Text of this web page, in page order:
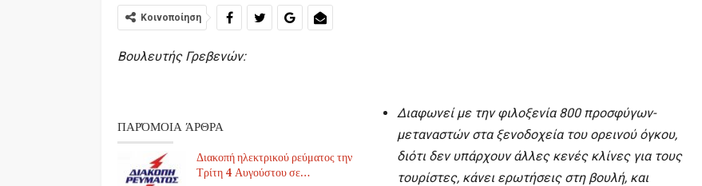
Κοινοποίηση
Βουλευτής Γρεβενών:
ΠΑΡΌΜΟΙΑ ΆΡΘΡΑ
Διακοπή ηλεκτρικού ρεύματος την
Τρίτη 4 Αυγούστου σε…
Διαφωνεί με την φιλοξενία 800 προσφύγων-
μεταναστών στα ξενοδοχεία του ορεινού όγκου,
διότι δεν υπάρχουν άλλες κενές κλίνες για τους
τουρίστες, κάνει ερωτήσεις στη βουλή, και